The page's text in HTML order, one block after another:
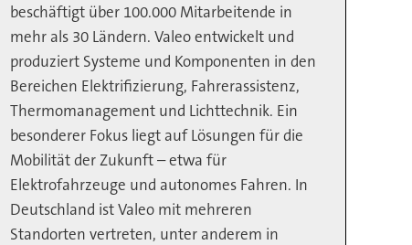
beschäftigt über 100.000 Mitarbeitende in
mehr als 30 Ländern. Valeo entwickelt und
produziert Systeme und Komponenten in den
Bereichen Elektrifizierung, Fahrerassistenz,
Thermomanagement und Lichttechnik. Ein
besonderer Fokus liegt auf Lösungen für die
Mobilität der Zukunft – etwa für
Elektrofahrzeuge und autonomes Fahren. In
Deutschland ist Valeo mit mehreren
Standorten vertreten, unter anderem in